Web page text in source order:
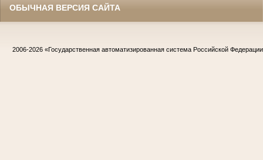
ОБЫЧНАЯ ВЕРСИЯ САЙТА
2006-2026 «Государственная автоматизированная система Российской